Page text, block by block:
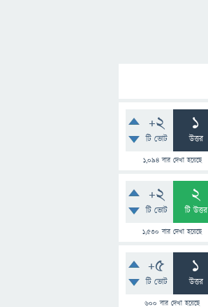
+2
টি ভোট
1
উত্তর
1,094বার দেখা হয়েছে
+2
টি ভোট
2
টি উত্তর
1,530 বার দেখা হয়েছে
+5
টি ভোট
1
উত্তর
600 বার দেখা হয়েছে